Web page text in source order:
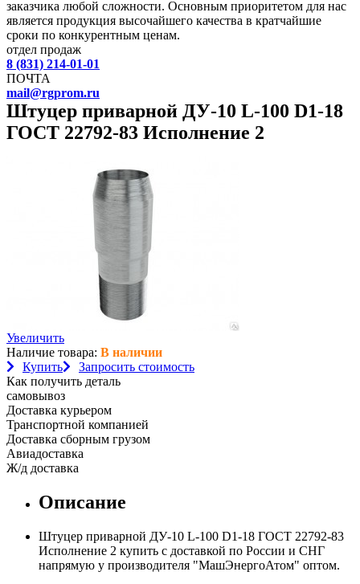
заказчика любой сложности. Основным приоритетом для нас
является продукция высочайшего качества в кратчайшие
сроки по конкурентным ценам.
отдел продаж
8 (831) 214-01-01
ПОЧТА
mail@rgprom.ru
Штуцер приварной ДУ-10 L-100 D1-18
ГОСТ 22792-83 Исполнение 2
Увеличить
Наличие товара: В наличии
Купить
Запросить стоимость
Как получить деталь
самовывоз
Доставка курьером
Транспортной компанией
Доставка сборным грузом
Авиадоставка
Ж/д доставка
Описание
Штуцер приварной ДУ-10 L-100 D1-18 ГОСТ 22792-83
Исполнение 2 купить с доставкой по России и СНГ
напрямую у производителя "МашЭнергоАтом" оптом.